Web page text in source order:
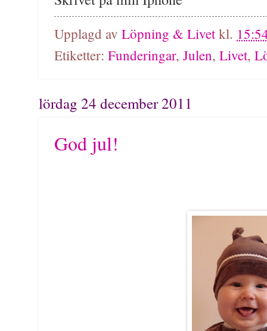
Upplagd av Löpning & Livet kl.
Etiketter: Funderingar, Julen, Livet,
lördag 24 december 2011
God jul!